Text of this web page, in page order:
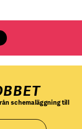
schemaläggning till